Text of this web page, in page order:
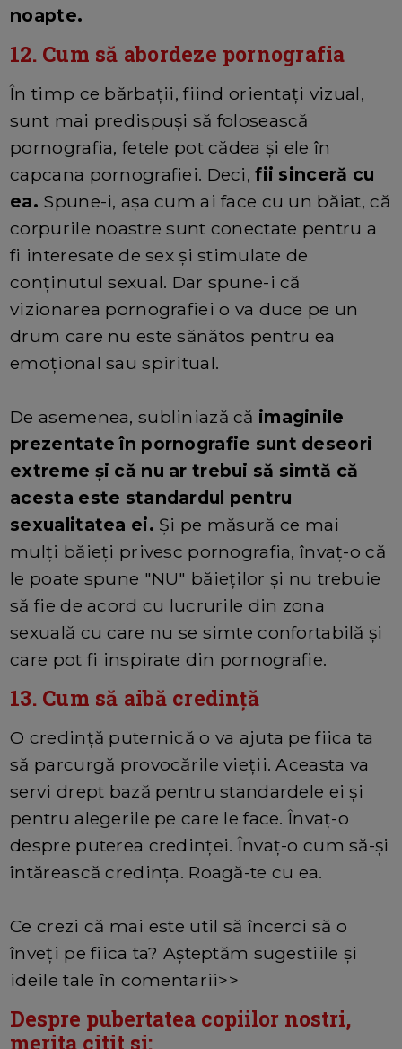
noapte.
12. Cum să abordeze pornografia
În timp ce bărbații, fiind orientați vizual,
sunt mai predispuși să folosească
pornografia, fetele pot cădea și ele în
capcana pornografiei. Deci,fii sinceră cu
ea. Spune-i, așa cum ai face cu un băiat, că
corpurile noastre sunt conectate pentru a
fi interesate de sex și stimulate de
conținutul sexual. Dar spune-i că
vizionarea pornografiei o va duce pe un
drum care nu este sănătos pentru ea
emoțional sau spiritual.
De asemenea, subliniază că imaginile
prezentate în pornografie sunt deseori
extreme și că nu ar trebui să simtă că
acesta este standardul pentru
sexualitatea ei. Și pe măsură ce mai
mulți băieți privesc pornografia, învaț-o că
le poate spune "NU" băieților și nu trebuie
să fie de acord cu lucrurile din zona
sexuală cu care nu se simte confortabilă și
care pot fi inspirate din pornografie.
13. Cum să aibă credință
O credință puternică o va ajuta pe fiica ta
să parcurgă provocările vieții. Aceasta va
servi drept bază pentru standardele ei și
pentru alegerile pe care le face. Învaț-o
despre puterea credinței. Învaț-o cum să-și
întărească credința. Roagă-te cu ea.
Ce crezi că mai este util să încerci să o
înveți pe fiica ta? Așteptăm sugestiile și
ideile tale în comentarii>>
Despre pubertatea copiilor nostri,
merita citit si: